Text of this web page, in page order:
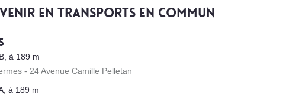
Venir en transports en commun
à 189 m
- 24 Avenue Camille Pelletan
à 189 m